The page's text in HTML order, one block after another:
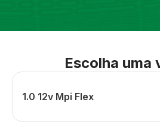
Escolha uma
1.0 12v Mpi Flex